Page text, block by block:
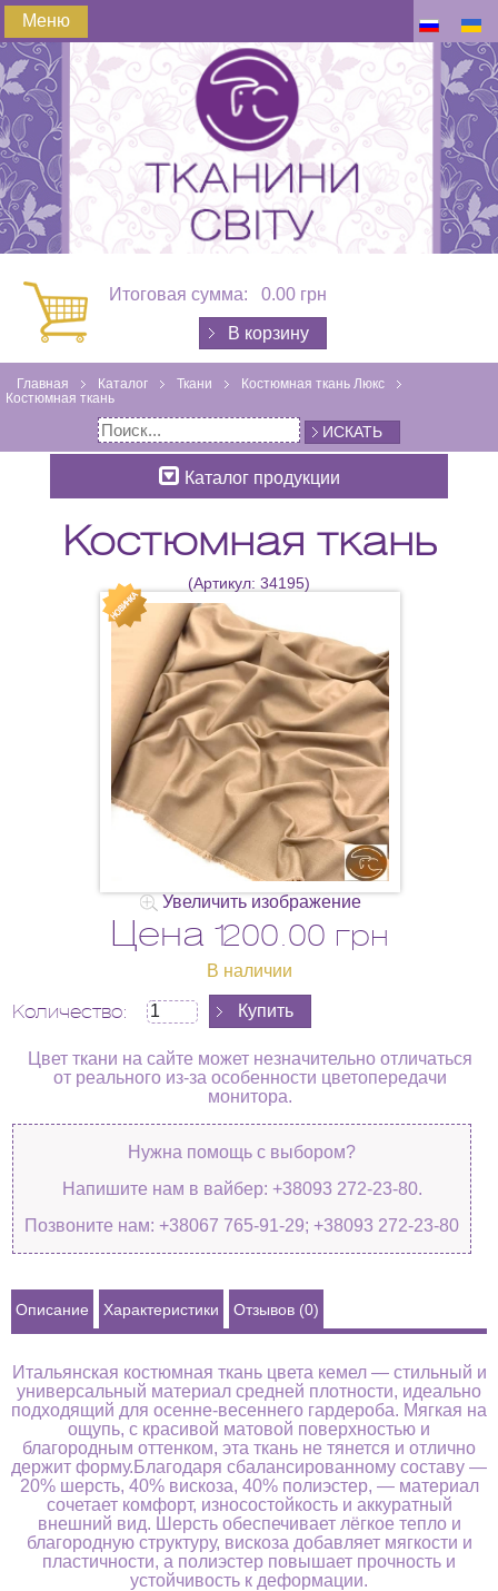
Меню
Итоговая сумма: 0.00 грн
В корзину
Главная Каталог Ткани
Костюмная ткань Люкс
Костюмная ткань
ИСКАТЬ
Каталог продукции
Костюмная ткань
(Артикул: 34195)
Увеличить изображение
Цена 1200.00 грн
В наличии
Количество:
Цвет ткани на сайте может незначительно отличаться
от реального из-за особенности цветопередачи
монитора.
Нужна помощь с выбором?
Напишите нам в вайбер: +38093 272-23-80.
Позвоните нам: +38067 765-91-29; +38093 272-23-80
Описание Характеристики Отзывов (0)
Итальянская костюмная ткань цвета кемел — стильный и
универсальный материал средней плотности, идеально
подходящий для осенне-весеннего гардероба. Мягкая на
ощупь, с красивой матовой поверхностью и
благородным оттенком, эта ткань не тянется и отлично
держит форму.Благодаря сбалансированному составу —
20% шерсть, 40% вискоза, 40% полиэстер, — материал
сочетает комфорт, износостойкость и аккуратный
внешний вид. Шерсть обеспечивает лёгкое тепло и
благородную структуру, вискоза добавляет мягкости и
пластичности, а полиэстер повышает прочность и
устойчивость к деформации.